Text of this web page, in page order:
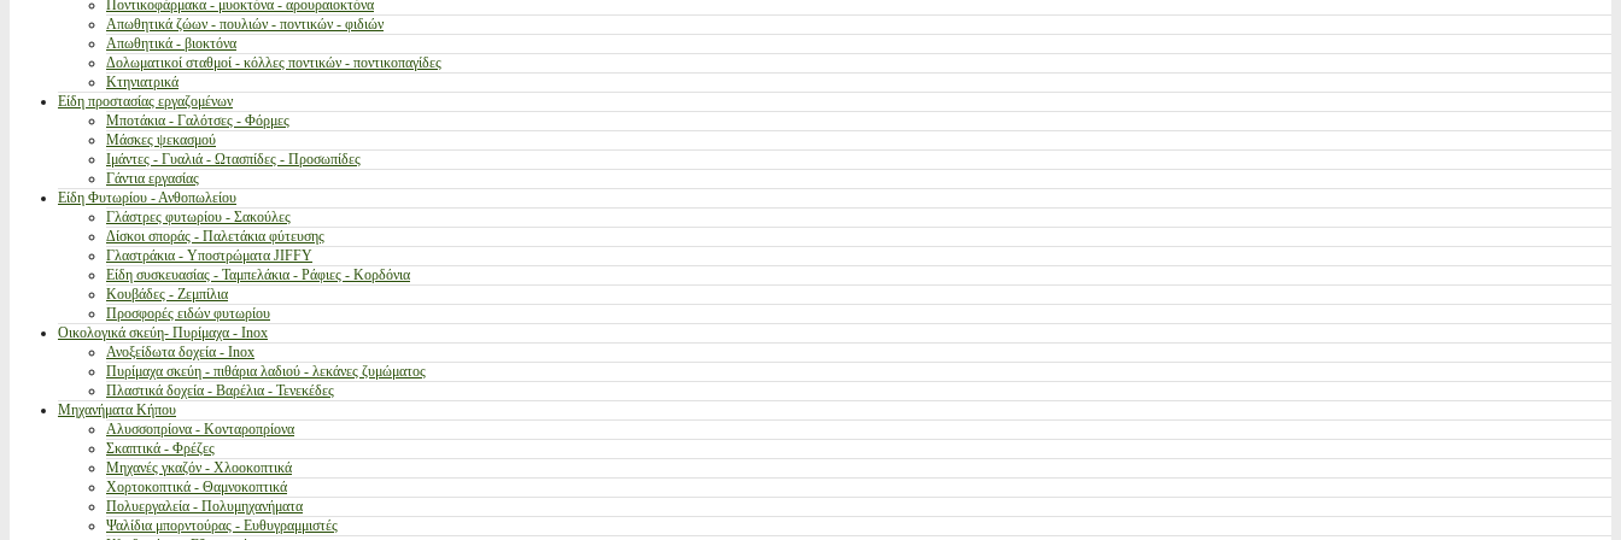
Ποντικοφάρμακα - μυοκτόνα - αρουραιοκτόνα
Απωθητικά ζώων - πουλιών - ποντικών - φιδιών
Απωθητικά - βιοκτόνα
Δολωματικοί σταθμοί - κόλλες ποντικών - ποντικοπαγίδες
Κτηνιατρικά
Είδη προστασίας εργαζομένων
Μποτάκια - Γαλότσες - Φόρμες
Μάσκες ψεκασμού
Ιμάντες - Γυαλιά - Ωτασπίδες - Προσωπίδες
Γάντια εργασίας
Είδη Φυτωρίου - Ανθοπωλείου
Γλάστρες φυτωρίου - Σακούλες
Δίσκοι σποράς - Παλετάκια φύτευσης
Γλαστράκια - Υποστρώματα JIFFY
Είδη συσκευασίας - Ταμπελάκια - Ράφιες - Κορδόνια
Κουβάδες - Ζεμπίλια
Προσφορές ειδών φυτωρίου
Οικολογικά σκεύη- Πυρίμαχα - Inox
Ανοξείδωτα δοχεία - Inox
Πυρίμαχα σκεύη - πιθάρια λαδιού - λεκάνες ζυμώματος
Πλαστικά δοχεία - Βαρέλια - Τενεκέδες
Μηχανήματα Κήπου
Αλυσσοπρίονα - Κονταροπρίονα
Σκαπτικά - Φρέζες
Μηχανές γκαζόν - Χλοοκοπτικά
Χορτοκοπτικά - Θαμνοκοπτικά
Πολυεργαλεία - Πολυμηχανήματα
Ψαλίδια μπορντούρας - Ευθυγραμμιστές